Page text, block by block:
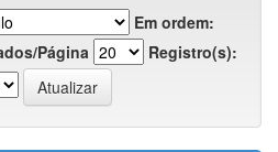
Em ordem:
Página
Registro(s):